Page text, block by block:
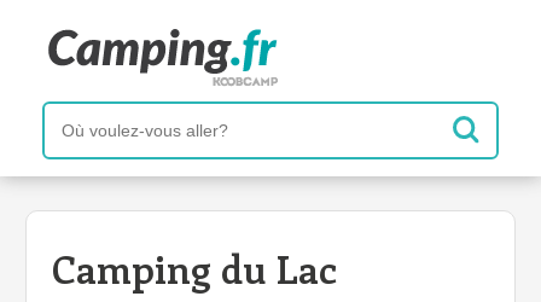
Camping du Lac
+
−